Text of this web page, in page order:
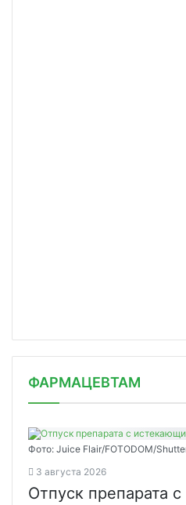
ФАРМАЦЕВТАМ
Фото: Juice Flair/FOTODOM/
3 августа 2026
Отпуск препарата